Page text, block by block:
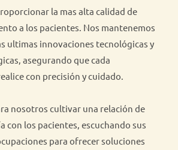
la mas alta calidad de
a los pacientes. Nos mantenemos
ultimas innovaciones tecnológicas y
asegurando que cada
con precisión y cuidado.
nosotros cultivar una relación de
con los pacientes, escuchando sus
para ofrecer soluciones